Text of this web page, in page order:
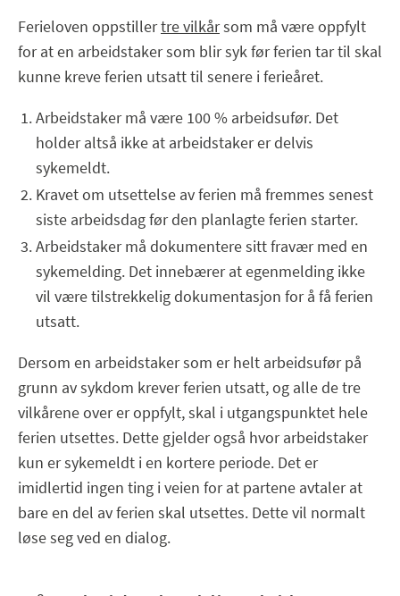
Ferieloven oppstillertre vilkårsom må være oppfylt
for at en arbeidstaker som blir syk før ferien tar til skal
kunne kreve ferien utsatt til senere i ferieåret.
Arbeidstaker må være 100 % arbeidsufør. Det
holder altså ikke at arbeidstaker er delvis
sykemeldt.
Kravet om utsettelse av ferien må fremmes senest
siste arbeidsdag før den planlagte ferien starter.
Arbeidstaker må dokumentere sitt fravær med en
sykemelding. Det innebærer at egenmelding ikke
vil være tilstrekkelig dokumentasjon for å få ferien
utsatt.
Dersom en arbeidstaker som er helt arbeidsufør på
grunn av sykdom krever ferien utsatt, og alle de tre
vilkårene over er oppfylt, skal i utgangspunktet hele
ferien utsettes. Dette gjelder også hvor arbeidstaker
kun er sykemeldt i en kortere periode. Det er
imidlertid ingen ting i veien for at partene avtaler at
bare en del av ferien skal utsettes. Dette vil normalt
løse seg ved en dialog.